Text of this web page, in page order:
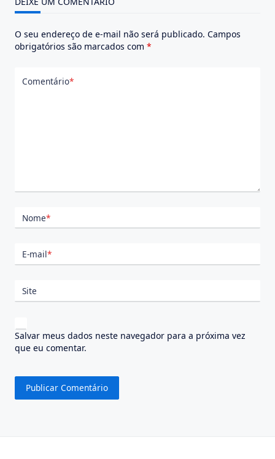
O seu endereço de e-mail não será publicado. Campos
obrigatórios são marcados com *
Comentário*
Nome*
E-mail*
Site
Salvar meus dados neste navegador para a próxima vez
que eu comentar.